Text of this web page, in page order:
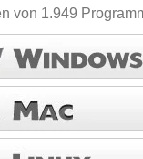
von 1.949